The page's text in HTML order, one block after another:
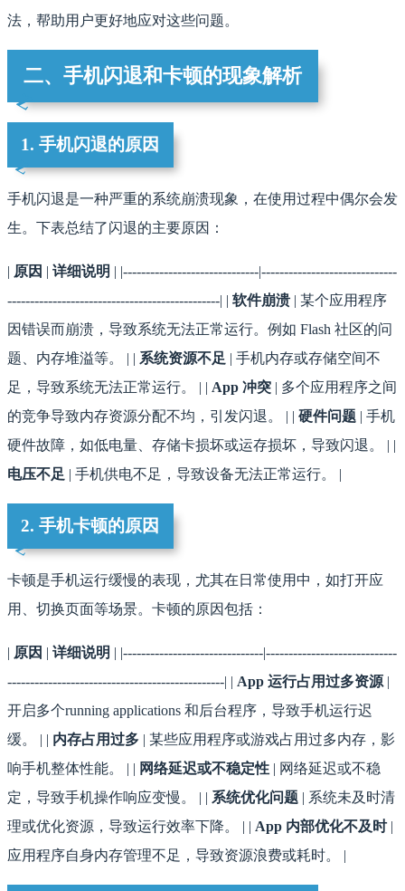
法，帮助用户更好地应对这些问题。
二、手机闪退和卡顿的现象解析
1. 手机闪退的原因
手机闪退是一种严重的系统崩溃现象，在使用过程中偶尔会发
生。下表总结了闪退的主要原因：
| 原因 | 详细说明 | |------------------------------|------------------------------
-----------------------------------------------| | 软件崩溃 | 某个应用程序
因错误而崩溃，导致系统无法正常运行。例如 Flash 社区的问
题、内存堆溢等。 | | 系统资源不足 | 手机内存或存储空间不
足，导致系统无法正常运行。 | | App 冲突 | 多个应用程序之间
的竞争导致内存资源分配不均，引发闪退。 | | 硬件问题 | 手机
硬件故障，如低电量、存储卡损坏或运存损坏，导致闪退。 | |
电压不足 | 手机供电不足，导致设备无法正常运行。 |
2. 手机卡顿的原因
卡顿是手机运行缓慢的表现，尤其在日常使用中，如打开应
用、切换页面等场景。卡顿的原因包括：
| 原因 | 详细说明 | |-------------------------------|-----------------------------
------------------------------------------------| | App 运行占用过多资源 |
开启多个running applications 和后台程序，导致手机运行迟
缓。 | | 内存占用过多 | 某些应用程序或游戏占用过多内存，影
响手机整体性能。 | | 网络延迟或不稳定性 | 网络延迟或不稳
定，导致手机操作响应变慢。 | | 系统优化问题 | 系统未及时清
理或优化资源，导致运行效率下降。 | | App 内部优化不及时|
应用程序自身内存管理不足，导致资源浪费或耗时。 |